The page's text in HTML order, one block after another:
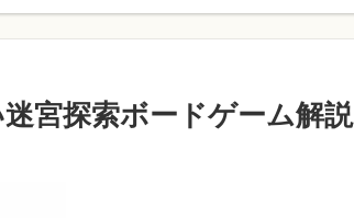
宮探索ボードゲーム解説